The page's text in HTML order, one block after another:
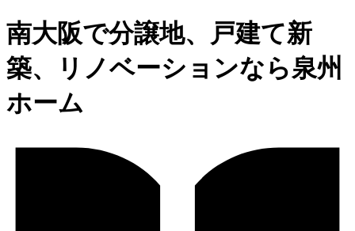
南大阪で分譲地、戸建て新
築、リノベーションなら泉州
ホーム